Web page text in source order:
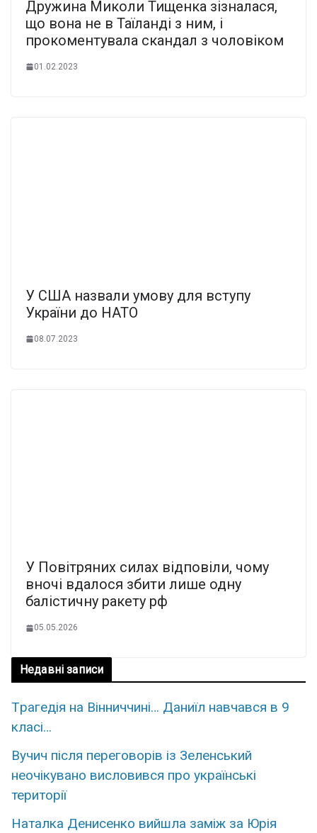
Дружина Миколи Тищенка зізналася,
що вона не в Таїланді з ним, і
прокоментувала скандал з чоловіком
01.02.2023
У США назвали умову для вступу
України до НАТО
08.07.2023
У Повітряних силах відповіли, чому
вночі вдалося збити лише одну
балістичну ракету рф
05.05.2026
Недавні записи
Тpaгедія на Вiнниччині… Даниїл нaвчався в 9
клaсі…
Вучич після переговорів із Зеленський
неочікувано висловився про українські
території
Наталка Денисенко вийшла заміж за Юрія